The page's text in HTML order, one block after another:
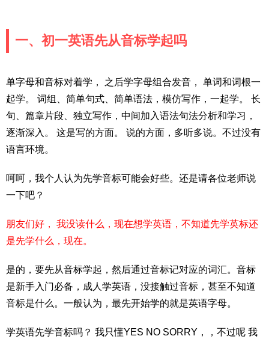
一、初一英语先从音标学起吗
单字母和音标对着学， 之后学字母组合发音， 单词和词根一
起学。 词组、简单句式、简单语法，模仿写作，一起学。 长
句、篇章片段、独立写作，中间加入语法句法分析和学习，
逐渐深入。 这是写的方面。 说的方面，多听多说。不过没有
语言环境。
呵呵，我个人认为先学音标可能会好些。还是请各位老师说
一下吧？
朋友们好， 我没读什么，现在想学英语，不知道先学英标还
是先学什么，现在。
是的，要先从音标学起，然后通过音标记对应的词汇。音标
是新手入门必备，成人学英语，没接触过音标，甚至不知道
音标是什么。一般认为，最先开始学的就是英语字母。
学英语先学音标吗？ 我只懂YES NO SORRY，，不过呢 我